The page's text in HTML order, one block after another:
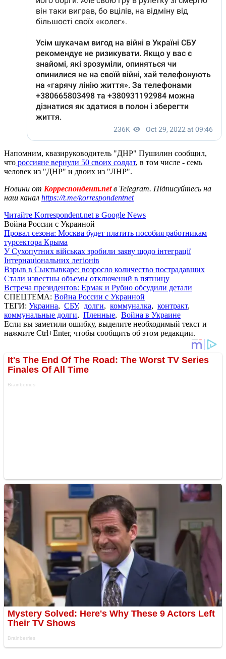
Напомним, квазируководитель "ДНР" Пушилин сообщил,
что россияне вернули 50 своих солдат, в том числе - семь
человек из "ДНР" и двоих из "ЛНР".
Новини от Корреспондент.netв Telegram. Підписуйтесь на
наш канал https://t.me/korrespondentnet
Читайте Korrespondent.net в Google News
Война России с Украиной
Провал сезона: Москва будет платить пособия работникам
турсектора Крыма
У Сухопутних військах зробили заяву щодо інтеграції
Інтернаціональних легіонів
Взрыв в Сыктывкаре: возросло количество пострадавших
Стали известны объемы отключений в пятницу
Встреча президентов: Ермак и Рубио обсудили детали
СПЕЦТЕМА: Война России с Украиной
ТЕГИ: Украина, СБУ, долги, коммуналка, контракт,
коммунальные долги, Пленные, Война в Украине
Если вы заметили ошибку, выделите необходимый текст и
нажмите Ctrl+Enter, чтобы сообщить об этом редакции.